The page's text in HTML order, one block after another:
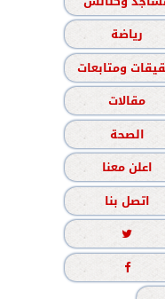
رياضة
ومتابعات
مقالات
الصحة
اعلن معنا
اتصل بنا

